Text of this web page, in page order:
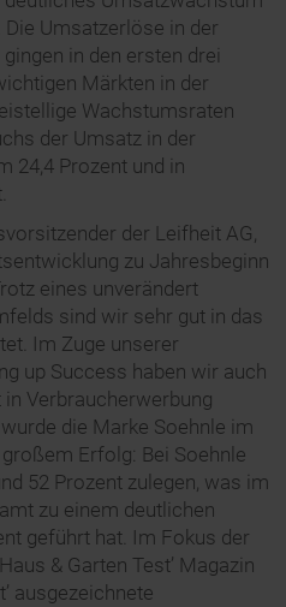
Die Umsatzerlöse in der
in den ersten drei
Märkten in der
Wachstumsraten
der Umsatz in der
24,4 Prozent und in
der Leifheit AG,
zu Jahresbeginn
eines unverändert
sind wir sehr gut in das
Im Zuge unserer
up Success haben wir auch
Verbraucherwerbung
die Marke Soehnle im
Erfolg: Bei Soehnle
52 Prozent zulegen, was im
zu einem deutlichen
geführt hat. Im Fokus der
& Garten Test’ Magazin
ausgezeichnete